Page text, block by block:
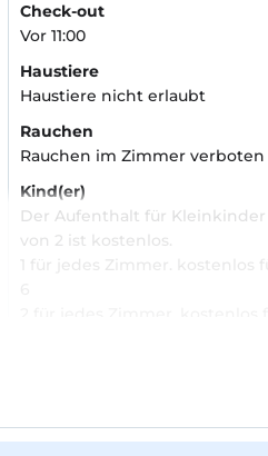
Check-out
Vor 11:00
Haustiere
Haustiere nicht erlaubt
Rauchen
Rauchen im Zimmer verboten
Kind(er)
Der Aufenthalt für
von 2 ist kostenlos.
1 für jedes Zimmer. kostenlos